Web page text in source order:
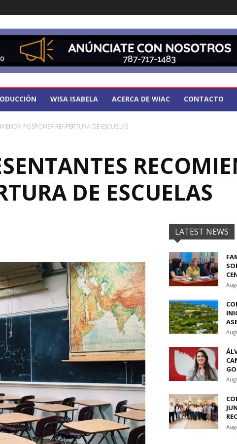
WISA ISABELA ACERCA DE WIAC CONTACTO
POSPONER REAPERTURA DE ESCUELAS
DE ESCUELAS
LATEST NEWS